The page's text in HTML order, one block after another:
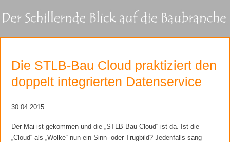
Die STLB-Bau Cloud praktiziert den
doppelt integrierten Datenservice
30.04.2015
Der Mai ist gekommen und die „STLB-Bau Cloud“ ist da. Ist die
„Cloud“ als „Wolke“ nun ein Sinn- oder Trugbild? Jedenfalls sang